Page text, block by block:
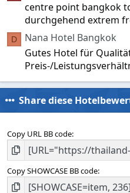
centre point bangkok
durchgehend extrem
D
Nana Hotel Bangkok
Gutes Hotel für
Preis-/
Share diese
Copy URL BB code
Copy SHOWCASE BB code